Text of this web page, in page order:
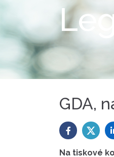
GDA,
Na tiskové